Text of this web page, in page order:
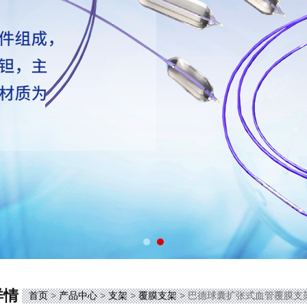
情 首页>产品中心>支架>覆膜支架> 巴德球囊扩张式血管覆膜支